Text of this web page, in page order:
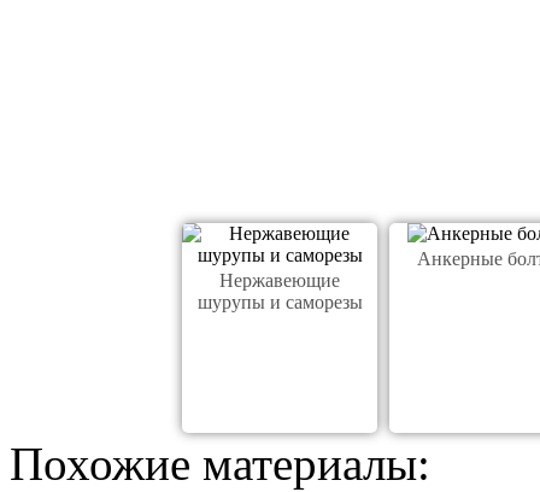
Нержавеющие
шурупы и саморезы
Анкерные
Похожие материалы: